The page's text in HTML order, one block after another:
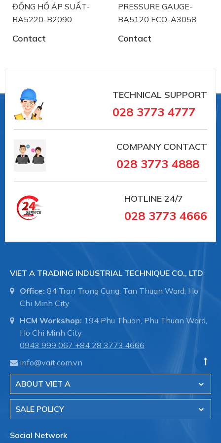
TYPE SERIES CI4120
TYPE SERIES CI4340
TYPE SERIES CI4300
Type series PASCAL CV4 series - compact
TYPE SERIES CV4100
TYPE SERIES CV4300
Type series PASCAL CS series - hygienic
TYPE SERIES CS2100
TYPE SERIES CV3120
TYPE SERIES CV3300
Type series UNIVERSAL / COMPACT series -
analogue
- Đo áp suất cơ học (
measurement)
Type series BA4100
Type series BA5100 ECOnomic
ĐỒNG HỒ ÁP SUẤT-
BA5220-B2090
Contact
PRESSURE GAUGE-
BA5120 ECO-A3058
Contact
TECHNICAL SUPPORT
028 3773 4777
COMPANY CONTACT
028 3773 4888
HOTLINE 24/7
028 3773 4666
VIET A TRADING INDUSTRIAL TECHNIQUE CO., LTD
Office: 84 Tran Trong Cung, Tan Thuan Ward, Ho
Chi Minh City
HCM Workshop: 194 Phu Thuan, Phu Thuan Ward,
Ho Chi Minh City
0943 999 067 +84 28 3773.4666
info@vait.com.vn
ABOUT VIET A
SALE POLICY
Social Network